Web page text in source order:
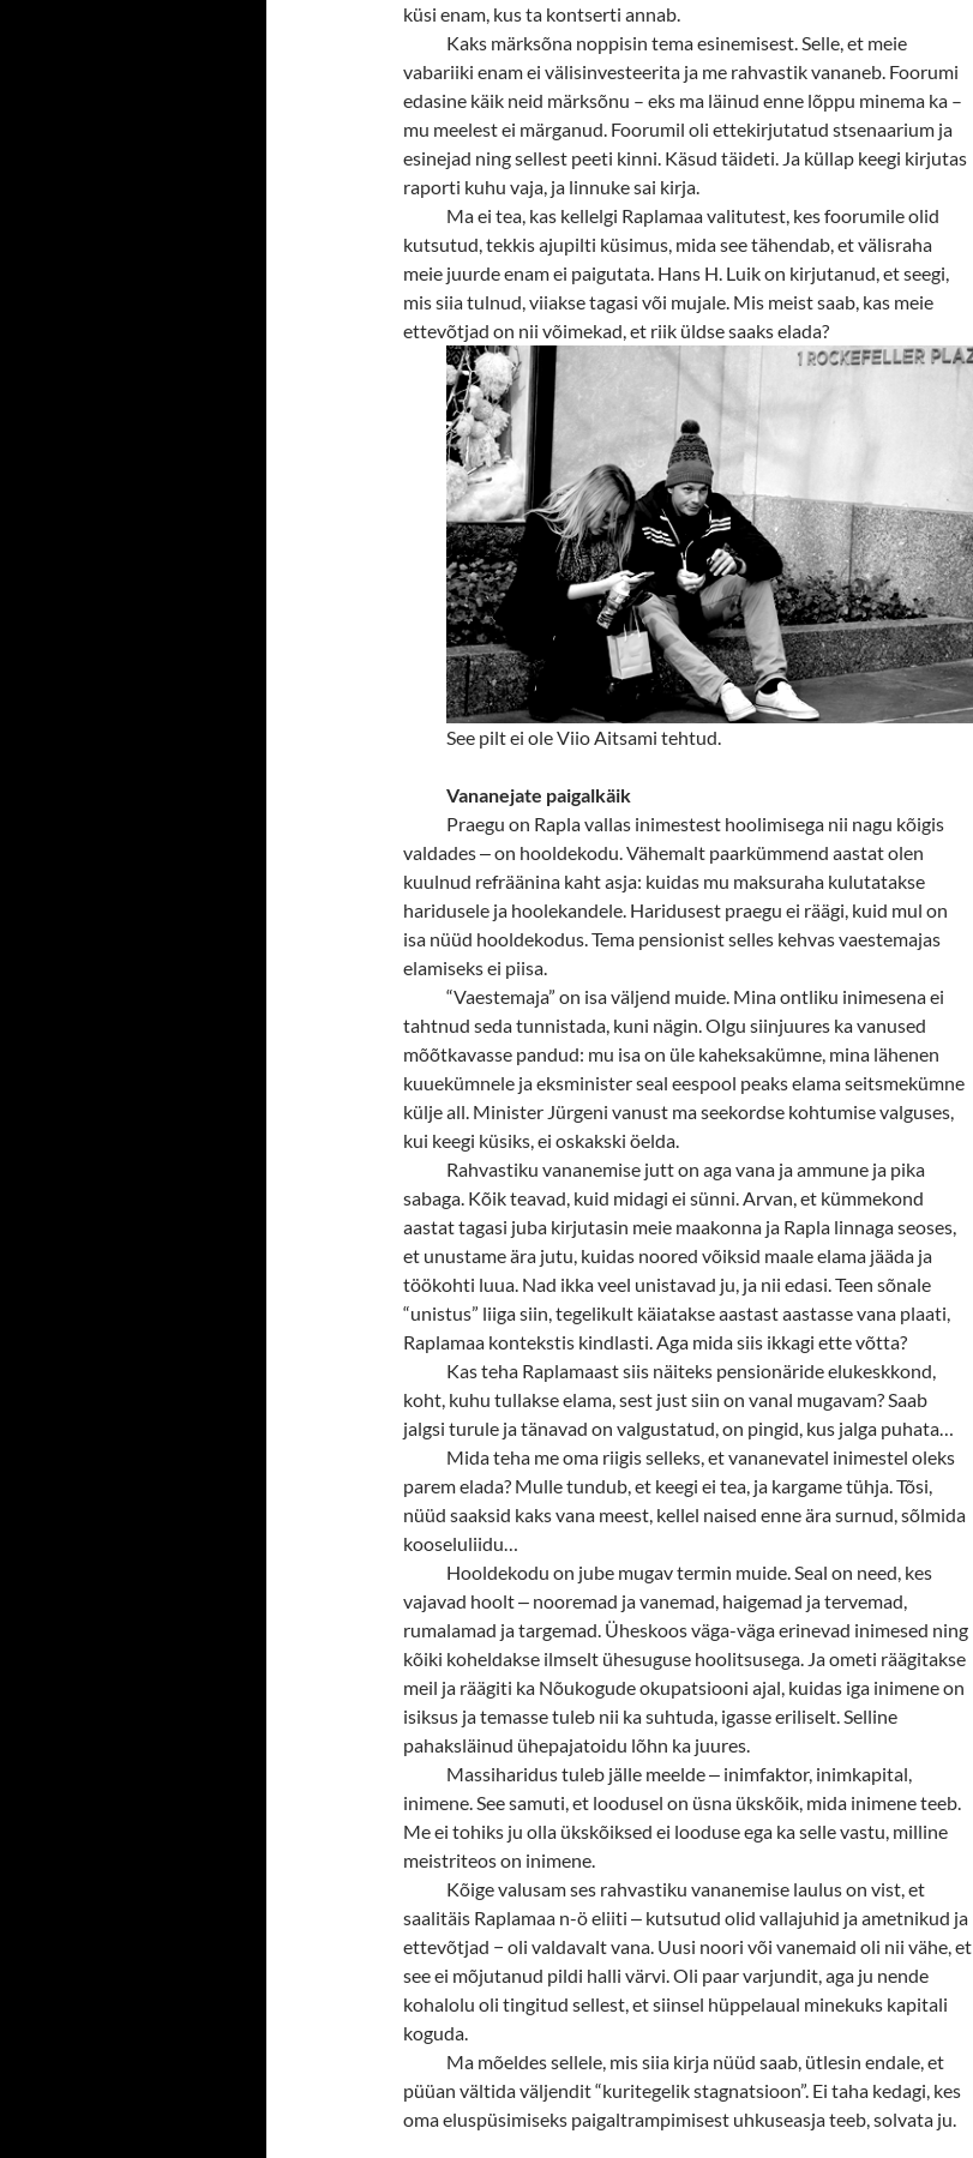
küsi enam, kus ta kontserti annab.
Kaks märksõna noppisin tema esinemisest. Selle, et meie
vabariiki enam ei välisinvesteerita ja me rahvastik vananeb. Foorumi
edasine käik neid märksõnu – eks ma läinud enne lõppu minema ka –
mu meelest ei märganud. Foorumil oli ettekirjutatud stsenaarium ja
esinejad ning sellest peeti kinni. Käsud täideti. Ja küllap keegi kirjutas
raporti kuhu vaja, ja linnuke sai kirja.
Ma ei tea, kas kellelgi Raplamaa valitutest, kes foorumile olid
kutsutud, tekkis ajupilti küsimus, mida see tähendab, et välisraha
meie juurde enam ei paigutata. Hans H. Luik on kirjutanud, et seegi,
mis siia tulnud, viiakse tagasi või mujale. Mis meist saab, kas meie
ettevõtjad on nii võimekad, et riik üldse saaks elada?
See pilt ei ole Viio Aitsami tehtud.
Vananejate paigalkäik
Praegu on Rapla vallas inimestest hoolimisega nii nagu kõigis
valdades‒on hooldekodu. Vähemalt paarkümmend aastat olen
kuulnud refräänina kaht asja: kuidas mu maksuraha kulutatakse
haridusele ja hoolekandele. Haridusest praegu ei räägi, kuid mul on
isa nüüd hooldekodus. Tema pensionist selles kehvas vaestemajas
elamiseks ei piisa.
“Vaestemaja” on isa väljend muide. Mina ontliku inimesena ei
tahtnud seda tunnistada, kuni nägin. Olgu siinjuures ka vanused
mõõtkavasse pandud: mu isa on üle kaheksakümne, mina lähenen
kuuekümnele ja eksminister seal eespool peaks elama seitsmekümne
külje all. Minister Jürgeni vanust ma seekordse kohtumise valguses,
kui keegi küsiks, ei oskakski öelda.
Rahvastiku vananemise jutt on aga vana ja ammune ja pika
sabaga. Kõik teavad, kuid midagi ei sünni. Arvan, et kümmekond
aastat tagasi juba kirjutasin meie maakonna ja Rapla linnaga seoses,
et unustame ära jutu, kuidas noored võiksid maale elama jääda ja
töökohti luua. Nad ikka veel unistavad ju, ja nii edasi. Teen sõnale
“unistus” liiga siin, tegelikult käiatakse aastast aastasse vana plaati,
Raplamaa kontekstis kindlasti. Aga mida siis ikkagi ette võtta?
Kas teha Raplamaast siis näiteks pensionäride elukeskkond,
koht, kuhu tullakse elama, sest just siin on vanal mugavam? Saab
jalgsi turule ja tänavad on valgustatud, on pingid, kus jalga puhata…
Mida teha me oma riigis selleks, et vananevatel inimestel oleks
parem elada? Mulle tundub, et keegi ei tea, ja kargame tühja. Tõsi,
nüüd saaksid kaks vana meest, kellel naised enne ära surnud, sõlmida
kooseluliidu…
Hooldekodu on jube mugav termin muide. Seal on need, kes
vajavad hoolt‒ nooremad ja vanemad, haigemad ja tervemad,
rumalamad ja targemad. Üheskoos väga-väga erinevad inimesed ning
kõiki koheldakse ilmselt ühesuguse hoolitsusega. Ja ometi räägitakse
meil ja räägiti ka Nõukogude okupatsiooni ajal, kuidas iga inimene on
isiksus ja temasse tuleb nii ka suhtuda, igasse eriliselt. Selline
pahaksläinud ühepajatoidu lõhn ka juures.
Massiharidus tuleb jälle meelde‒ inimfaktor, inimkapital,
inimene. See samuti, et loodusel on üsna ükskõik, mida inimene teeb.
Me ei tohiks ju olla ükskõiksed ei looduse ega ka selle vastu, milline
meistriteos on inimene.
Kõige valusam ses rahvastiku vananemise laulus on vist, et
saalitäis Raplamaa n-ö eliiti ‒ kutsutud olid vallajuhid ja ametnikud ja
ettevõtjad − oli valdavalt vana. Uusi noori või vanemaid oli nii vähe, et
see ei mõjutanud pildi halli värvi. Oli paar varjundit, aga ju nende
kohalolu oli tingitud sellest, et siinsel hüppelaual minekuks kapitali
koguda.
Ma mõeldes sellele, mis siia kirja nüüd saab, ütlesin endale, et
püüan vältida väljendit “kuritegelik stagnatsioon”. Ei taha kedagi, kes
oma eluspüsimiseks paigaltrampimisest uhkuseasja teeb, solvata ju.